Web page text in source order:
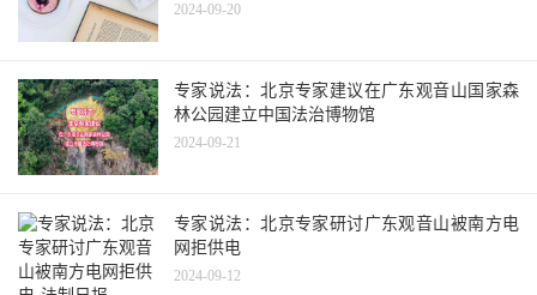
2024-09-20
专家说法：北京专家建议在广东观音山国家森
林公园建立中国法治博物馆
2024-09-21
专家说法：北京专家研讨广东观音山被南方电
网拒供电
2024-09-12